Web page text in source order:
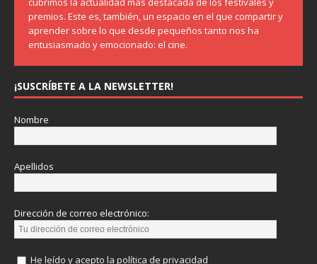
premios. Este es, también, un espacio en el que compartir y
aprender sobre lo que desde pequeños tanto nos ha
entusiasmado y emocionado: el cine.
¡SUSCRÍBETE A LA NEWSLETTER!
Nombre
Apellidos
Dirección de correo electrónico:
He leído y acepto la política de privacidad